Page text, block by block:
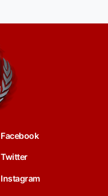
Facebook
Twitter
Instagram